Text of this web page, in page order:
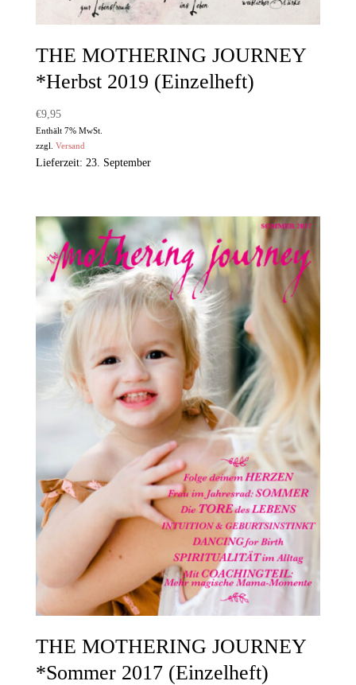
THE MOTHERING JOURNEY
*Herbst 2019 (Einzelheft)
€9,95
Enthält 7% MwSt.
zzgl. Versand
Lieferzeit: 23. September
THE MOTHERING JOURNEY
*Sommer 2017 (Einzelheft)